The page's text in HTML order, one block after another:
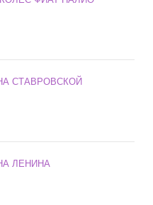
СТАВРОВСКОЙ
ЛЕНИНА